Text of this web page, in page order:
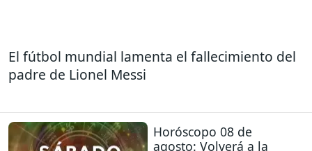
El fútbol mundial lamenta el fallecimiento del
padre de Lionel Messi
Horóscopo 08 de
agosto: Volverá a la